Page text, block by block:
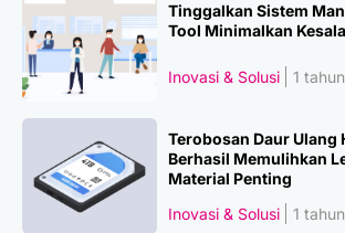
Tinggalkan Sistem
Tool Minimalkan
Inovasi & Solusi 1
Terobosan Daur Ulang
Berhasil Memulihkan
Material Penting
Inovasi & Solusi
1